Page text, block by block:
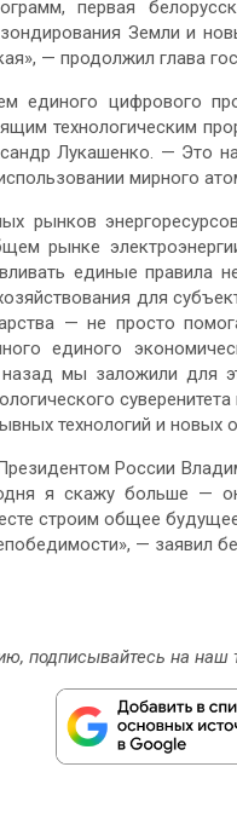
первая
Земли и
— продолжил глава
цифрового
технологическим
Лукашенко. — Это
мирного
рынков
рынке
единые правила
для
— не просто
единого
мы заложили для
технологий и новых
России
я скажу больше —
строим общее
— заявил
подписывайтесь на наш